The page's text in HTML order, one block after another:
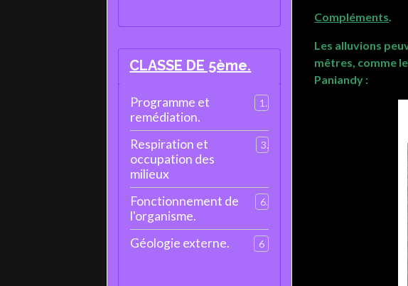
Compléments.
Les alluvions
mêtres, comme
Paniandy :
CLASSE DE 5ème.
Programme et
remédiation.
1
Respiration et
occupation des
milieux
3
Fonctionnement de
l'organisme.
6
Géologie externe. 6